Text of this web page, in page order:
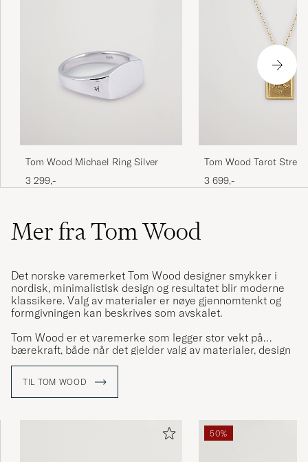
Tom Wood Michael Ring Silver
3 299,-
Tom Wood Tarot
Necklace Gold
3 699,-
Mer fra Tom Wood
Det norske varemerket Tom Wood designer smykker i
nordisk, minimalistisk design og resultatet blir moderne
klassikere. Valg av materialer er nøye gjennomtenkt og
formgivningen kan beskrives som avskalet.
Tom Wood er et varemerke som legger stor vekt på
bærekraft, både når det gjelder valg av materialer, design
og på kvalitet samt på det tidløse. Smykkene produseres i
fokus på langsiktighet.
TIL TOM WOOD
50%